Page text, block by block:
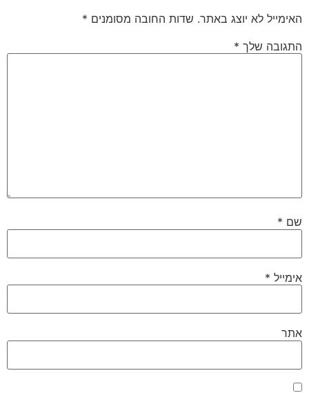
האימייל לא יוצג באתר. שדות החובה מסומנים *
התגובה שלך *
שם *
אימייל *
אתר